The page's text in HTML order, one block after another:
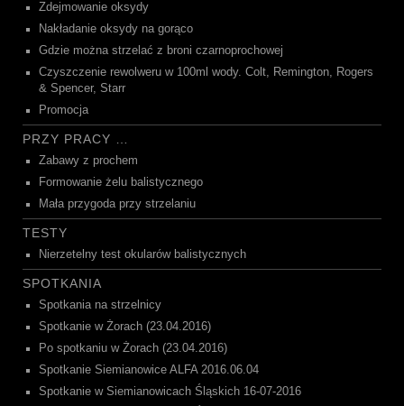
Zdejmowanie oksydy
Nakładanie oksydy na gorąco
Gdzie można strzelać z broni czarnoprochowej
Czyszczenie rewolweru w 100ml wody. Colt, Remington, Rogers
& Spencer, Starr
Promocja
PRZY PRACY …
Zabawy z prochem
Formowanie żelu balistycznego
Mała przygoda przy strzelaniu
TESTY
Nierzetelny test okularów balistycznych
SPOTKANIA
Spotkania na strzelnicy
Spotkanie w Żorach (23.04.2016)
Po spotkaniu w Żorach (23.04.2016)
Spotkanie Siemianowice ALFA 2016.06.04
Spotkanie w Siemianowicach Śląskich 16-07-2016